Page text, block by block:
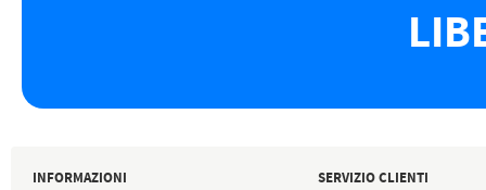
INFORMAZIONI SERVIZIO CLIENTI